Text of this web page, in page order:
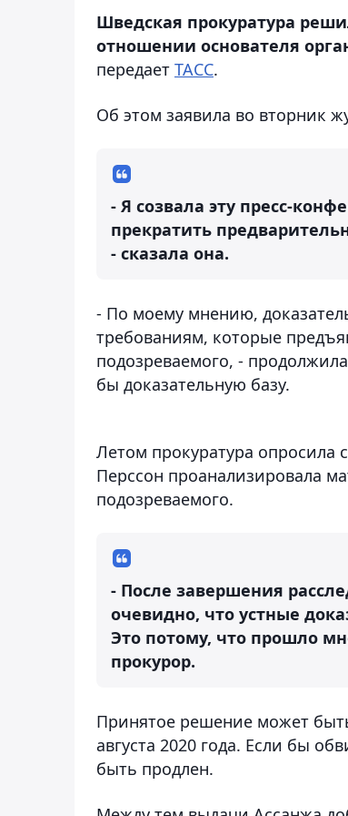
Шведская прокуратура
отношении основателя
передает ТАСС.
Об этом заявила во вторник
- Я созвала эту пресс-
прекратить
- сказала она.
- По моему мнению,
требованиям, которые
подозреваемого, -
бы доказательную базу.
Летом прокуратура опросила
Перссон проанализировала
подозреваемого.
- После завершения
очевидно, что устные
Это потому, что прошло
прокурор.
Принятое решение может
августа 2020 года. Если бы
быть продлен.